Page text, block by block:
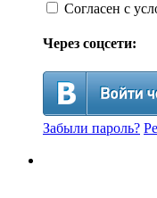
Согласен с
Через соцсети:
Забыли пароль?